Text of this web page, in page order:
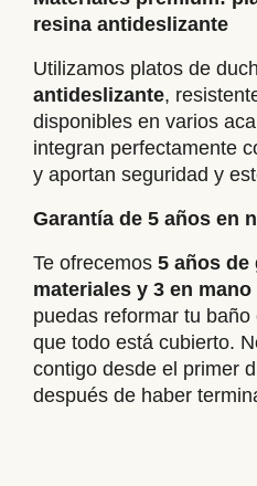
resina antideslizante
Utilizamos platos de
antideslizante,
disponibles en varios
integran perfectamente
y aportan seguridad y
Garantía de 5 años en
Te ofrecemos 5 años de
materiales y 3 en
puedas reformar tu
que todo está cubierto.
contigo desde el primer
después de haber